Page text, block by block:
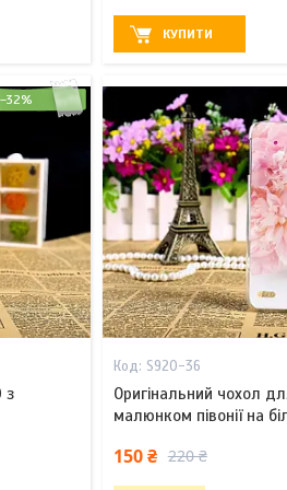
КУПИТИ
–32%
з
S920-36
Оригінальний чохол
малюнком півонії на
150 ₴ 220 ₴